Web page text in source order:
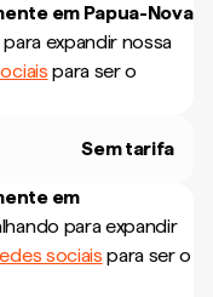
em Papua-Nova
expandir nossa
para ser o
Sem tarifa
em
para expandir
sociais para ser o